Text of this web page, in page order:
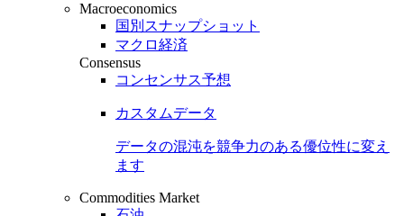
Macroeconomics
国別スナップショット
マクロ経済
Consensus
コンセンサス予想
カスタムデータ
データの混沌を競争力のある優位性に変え
ます
Commodities Market